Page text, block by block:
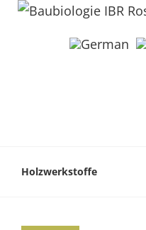
Holzwerkstoffe